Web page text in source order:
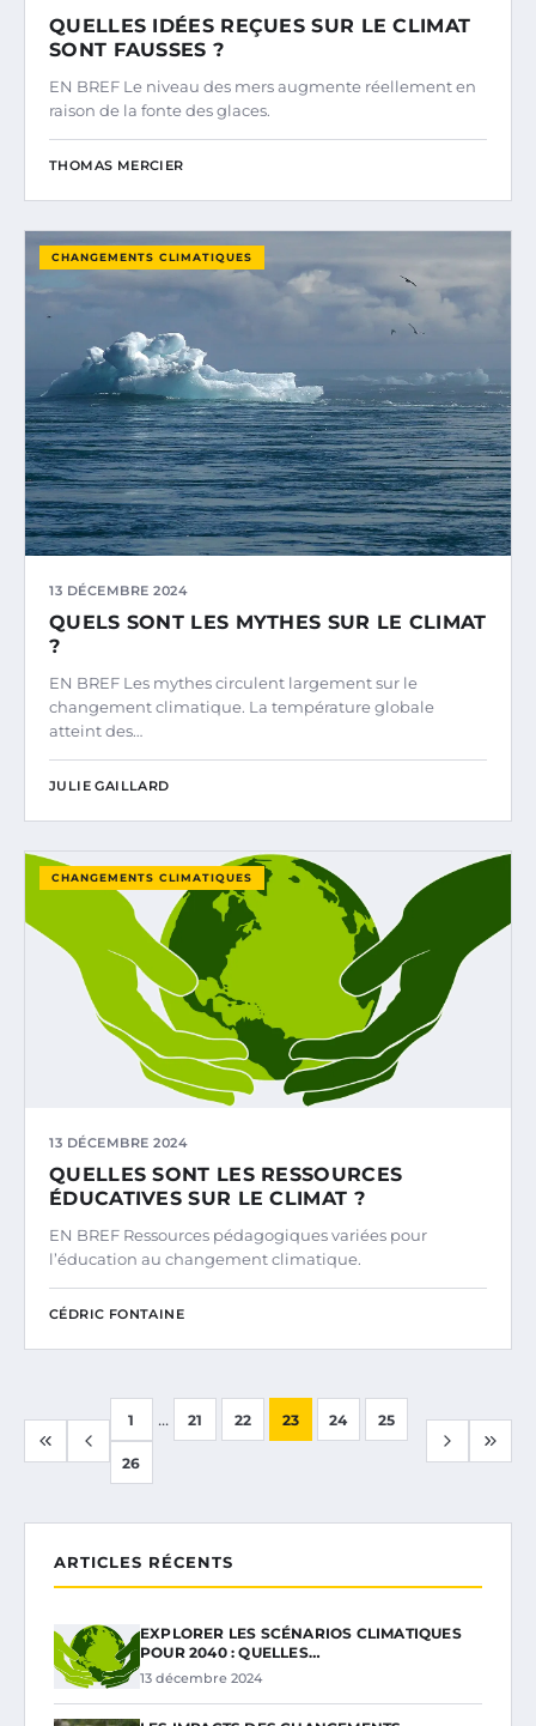
QUELLES IDÉES REÇUES SUR LE CLIMAT
SONT FAUSSES ?
EN BREF Le niveau des mers augmente réellement en
raison de la fonte des glaces.
THOMAS MERCIER
CHANGEMENTS CLIMATIQUES
13 DÉCEMBRE 2024
QUELS SONT LES MYTHES SUR LE CLIMAT
?
EN BREF Les mythes circulent largement sur le
changement climatique. La température globale
atteint des…
JULIE GAILLARD
CHANGEMENTS CLIMATIQUES
13 DÉCEMBRE 2024
QUELLES SONT LES RESSOURCES
ÉDUCATIVES SUR LE CLIMAT ?
EN BREF Ressources pédagogiques variées pour
l’éducation au changement climatique.
CÉDRIC FONTAINE
1 ... 21 22 23 24 25
26
ARTICLES RÉCENTS
EXPLORER LES SCÉNARIOS CLIMATIQUES
POUR 2040 : QUELLES…
13 décembre 2024